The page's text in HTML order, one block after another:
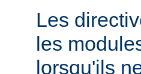
Les
les
lorsqu'ils